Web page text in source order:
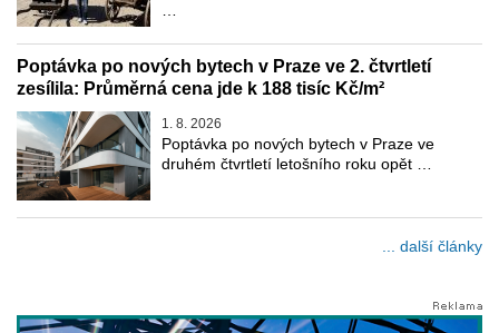
Poptávka po nových bytech v Praze ve 2. čtvrtletí
zesílila: Průměrná cena jde k 188 tisíc Kč/m²
1. 8. 2026
Poptávka po nových bytech v Praze ve
druhém čtvrtletí letošního roku opět …
... další články